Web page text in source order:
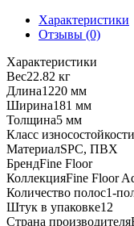
Характеристики
Отзывы (0)
Характеристики
Вес22.82 кг
Длина1220 мм
Ширина181 мм
Толщина5 мм
Класс износостойкости
МатериалSPC, ПВХ
БрендFine Floor
КоллекцияFine Floor
Количество полос1-
Штук в упаковке12
Страна производителя